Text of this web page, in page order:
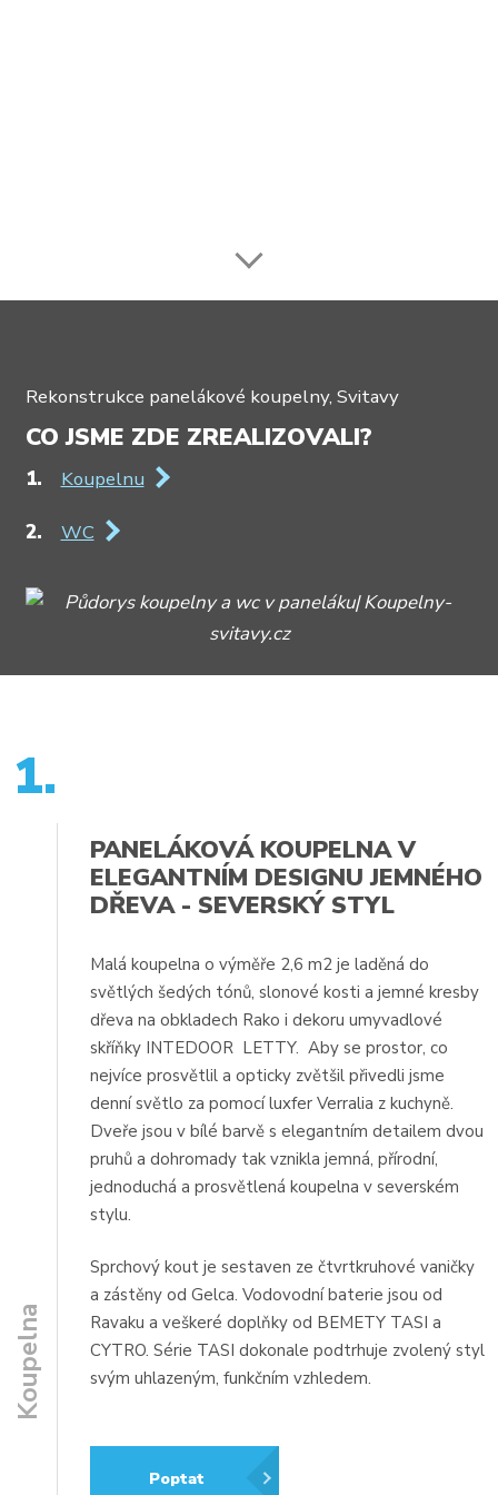
Rekonstrukce panelákové koupelny, Svitavy
CO JSME ZDE ZREALIZOVALI?
Koupelnu
WC
1.
Koupelna
PANELÁKOVÁ KOUPELNA V
ELEGANTNÍM DESIGNU JEMNÉHO
DŘEVA - SEVERSKÝ STYL
Malá koupelna o výměře 2,6 m2 je laděná do
světlých šedých tónů, slonové kosti a jemné kresby
dřeva na obkladech Rako i dekoru umyvadlové
skříňky INTEDOOR LETTY. Aby se prostor, co
nejvíce prosvětlil a opticky zvětšil přivedli jsme
denní světlo za pomocí luxfer Verralia z kuchyně.
Dveře jsou v bílé barvě s elegantním detailem dvou
pruhů a dohromady tak vznikla jemná, přírodní,
jednoduchá a prosvětlená koupelna v severském
stylu.
Sprchový kout je sestaven ze čtvrtkruhové vaničky
a zástěny od Gelca. Vodovodní baterie jsou od
Ravaku a veškeré doplňky od BEMETY TASI a
CYTRO. Série TASI dokonale podtrhuje zvolený styl
svým uhlazeným, funkčním vzhledem.
Poptat